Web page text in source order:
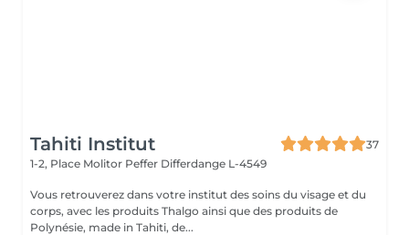
Tahiti Institut
37
1-2, Place Molitor Peffer Differdange L-4549
Vous retrouverez dans votre institut des soins du visage et du
corps, avec les produits Thalgo ainsi que des produits de
Polynésie, made in Tahiti, de...